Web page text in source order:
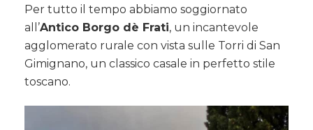
Per tutto il tempo abbiamo soggiornato
all’Antico Borgo dè Frati, un incantevole
agglomerato rurale con vista sulle Torri di San
Gimignano, un classico casale in perfetto stile
toscano.